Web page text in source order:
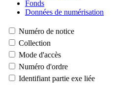
Fonds
Données de numérisation
Numéro de notice
Collection
Mode d'accès
Numéro d'ordre
Identifiant partie exe liée